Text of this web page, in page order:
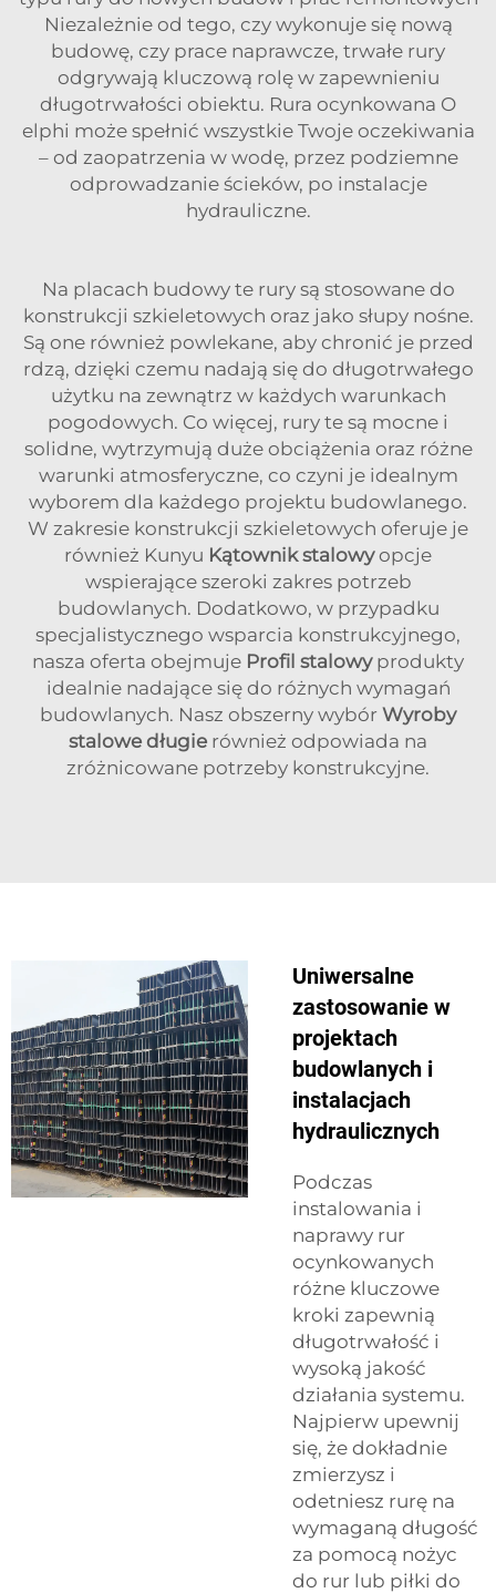
Niezależnie od tego, czy wykonuje się nową
budowę, czy prace naprawcze, trwałe rury
odgrywają kluczową rolę w zapewnieniu
długotrwałości obiektu. Rura ocynkowana O
elphi może spełnić wszystkie Twoje oczekiwania
– od zaopatrzenia w wodę, przez podziemne
odprowadzanie ścieków, po instalacje
hydrauliczne.
Na placach budowy te rury są stosowane do
konstrukcji szkieletowych oraz jako słupy nośne.
Są one również powlekane, aby chronić je przed
rdzą, dzięki czemu nadają się do długotrwałego
użytku na zewnątrz w każdych warunkach
pogodowych. Co więcej, rury te są mocne i
solidne, wytrzymują duże obciążenia oraz różne
warunki atmosferyczne, co czyni je idealnym
wyborem dla każdego projektu budowlanego.
W zakresie konstrukcji szkieletowych oferuje je
również Kunyu Kątownik stalowyopcje
wspierające szeroki zakres potrzeb
budowlanych. Dodatkowo, w przypadku
specjalistycznego wsparcia konstrukcyjnego,
nasza oferta obejmuje Profil stalowy produkty
idealnie nadające się do różnych wymagań
budowlanych. Nasz obszerny wybór Wyroby
stalowe długie również odpowiada na
zróżnicowane potrzeby konstrukcyjne.
Uniwersalne
zastosowanie w
projektach
budowlanych i
instalacjach
hydraulicznych
Podczas
instalowania i
naprawy rur
ocynkowanych
różne kluczowe
kroki zapewnią
długotrwałość i
wysoką jakość
działania systemu.
Najpierw upewnij
się, że dokładnie
zmierzysz i
odetniesz rurę na
wymaganą długość
za pomocą nożyc
do rur lub piłki do